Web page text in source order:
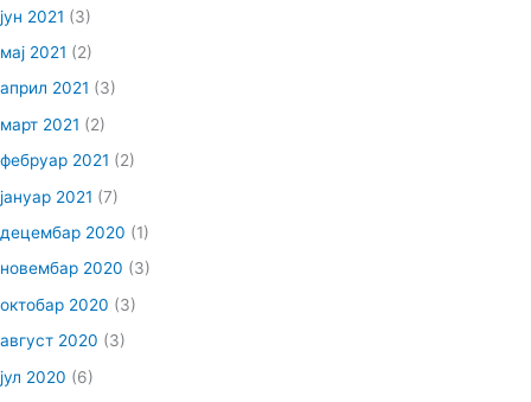
јун 2021 (3)
мај 2021 (2)
април 2021 (3)
март 2021 (2)
фебруар 2021 (2)
јануар 2021 (7)
децембар 2020 (1)
новембар 2020 (3)
октобар 2020 (3)
август 2020 (3)
јул 2020 (6)